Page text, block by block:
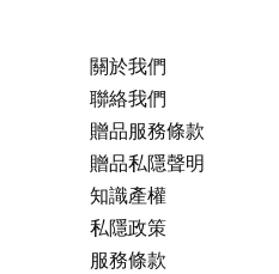
關於我們
聯絡我們
贈品服務條款
贈品私隱聲明
知識產權
私隱政策
服務條款